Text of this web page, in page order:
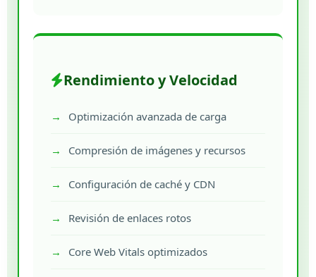
Rendimiento y Velocidad
Optimización avanzada de carga
Compresión de imágenes y recursos
Configuración de caché y CDN
Revisión de enlaces rotos
Core Web Vitals optimizados